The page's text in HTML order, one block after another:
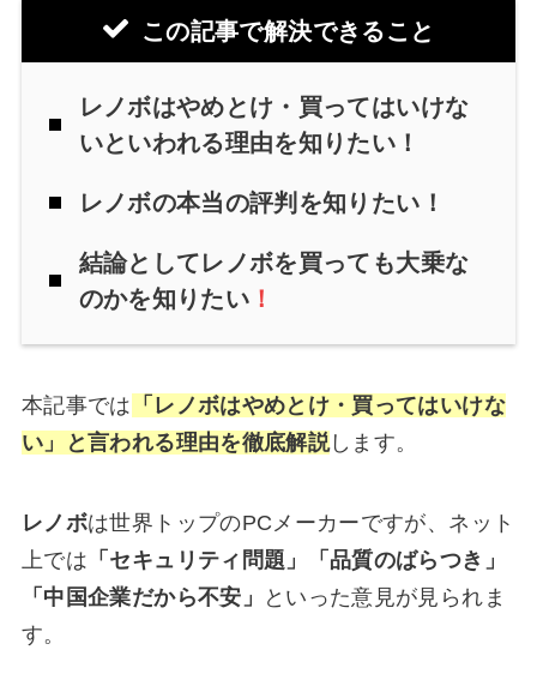
この記事で解決できること
レノボはやめとけ・買ってはいけな
いといわれる理由を知りたい！
レノボの本当の評判を知りたい！
結論としてレノボを買っても大乗な
のかを知りたい ！
本記事では 「レノボはやめとけ・買ってはいけな
い」と言われる理由を徹底解説します。
レノボは世界トップのPCメーカーですが、ネット
上では 「セキュリティ問題」「品質のばらつき」
「中国企業だから不安」
といった意見が見られま
す。